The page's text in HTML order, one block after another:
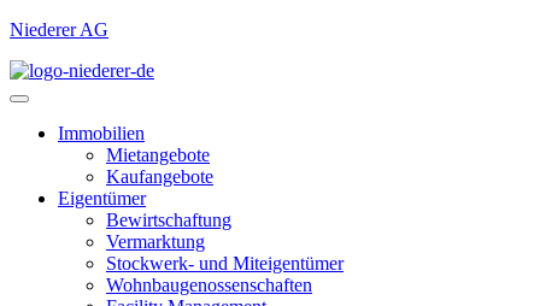
Niederer AG
Immobilien
Mietangebote
Kaufangebote
Eigentümer
Bewirtschaftung
Vermarktung
Stockwerk- und Miteigentümer
Wohnbaugenossenschaften